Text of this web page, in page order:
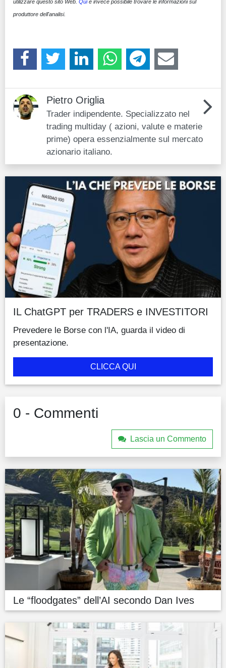
utilizzare questo sito Web. Quiè invece possibile trovare le informazioni sul
produttore dell'analisi.
Pietro Origlia
Trader indipendente. Specializzato nel
trading multiday ( azioni, valute e materie
prime) opera essenzialmente sul mercato
azionario italiano.
IL ChatGPT per TRADERS e INVESTITORI
Prevedere le Borse con l'IA, guarda il video di
presentazione.
CLICCA QUI
0 - Commenti
Lascia un Commento
Le “floodgates” dell’AI secondo Dan Ives